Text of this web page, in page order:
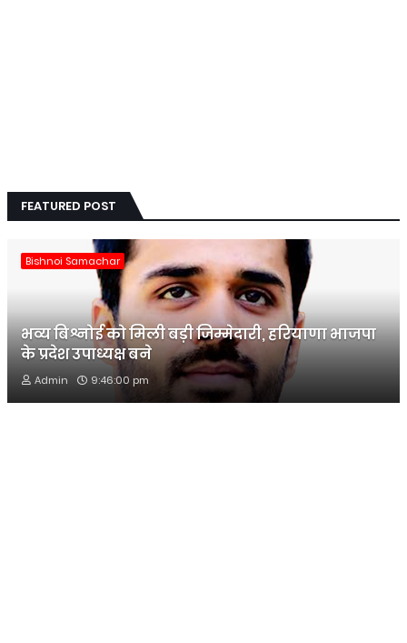
FEATURED POST
Bishnoi Samachar
भव्य बिश्नोई को मिली बड़ी जिम्मेदारी, हरियाणा भाजपा
के प्रदेश उपाध्यक्ष बने
Admin 9:46:00 pm